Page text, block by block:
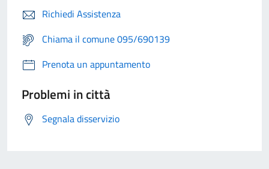
Richiedi Assistenza
Chiama il comune 095/690139
Prenota un appuntamento
Problemi in città
Segnala disservizio